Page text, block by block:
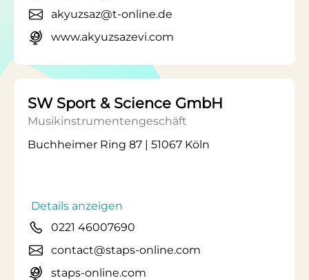
akyuzsaz@t-online.de
www.akyuzsazevi.com
SW Sport & Science GmbH
Musikinstrumentengeschäft
Buchheimer Ring 87 | 51067 Köln
Details anzeigen
0221 46007690
contact@staps-online.com
staps-online.com